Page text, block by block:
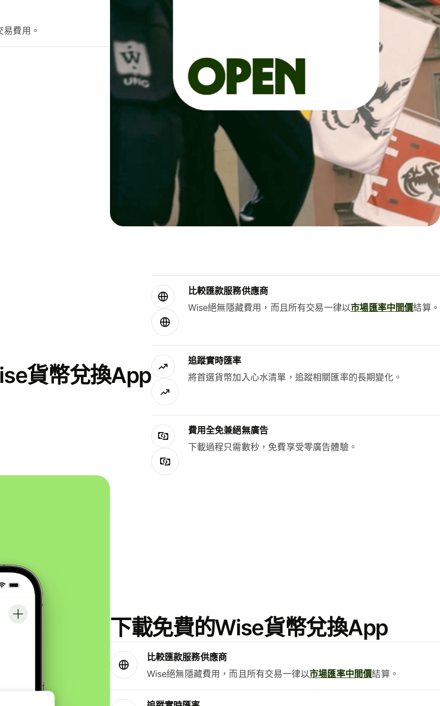
費用。
貨幣兌換App
比較匯款服務供應商
Wise絕無隱藏費用，而且所有交易一律以市場匯率中間價結算。
追蹤實時匯率
將首選貨幣加入心水清單，追蹤相關匯率的長期變化。
費用全免兼絕無廣告
下載過程只需數秒，免費享受零廣告體驗。
下載免費的Wise貨幣兌換App
比較匯款服務供應商
Wise絕無隱藏費用，而且所有交易一律以市場匯率中間價結算。